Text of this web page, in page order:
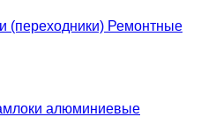
(переходники) Ремонтные
алюминиевые